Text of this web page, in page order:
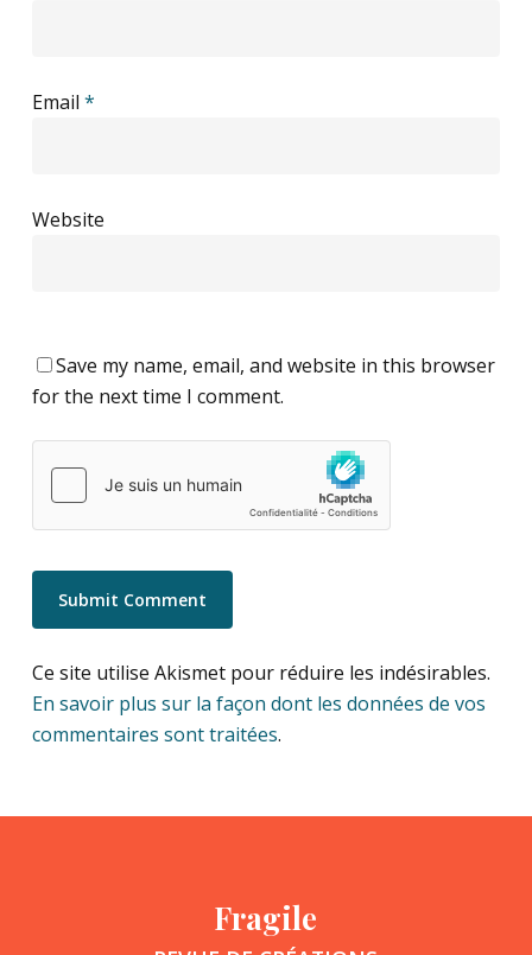
Email *
Website
Save my name, email, and website in this browser
for the next time I comment.
Ce site utilise Akismet pour réduire les indésirables.
En savoir plus sur la façon dont les données de vos
commentaires sont traitées.
Fragile